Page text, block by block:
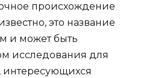
происхождение
это название
и может быть
исследования для
интересующихся